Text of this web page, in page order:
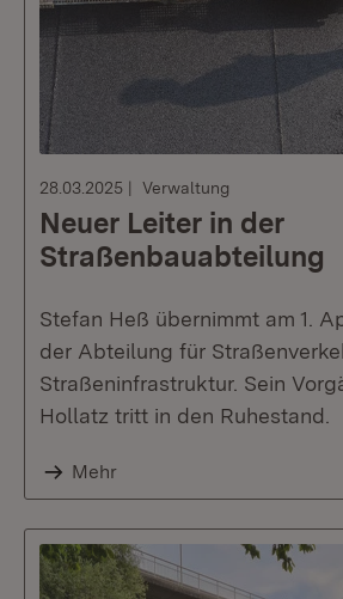
28.03.2025 Verwaltung
Neuer Leiter in der
Straßenbauabteilung
Stefan Heß übernimmt am 1.
der Abteilung für
Straßeninfrastruktur. Sein
Hollatz tritt in den Ruhestand.
Mehr